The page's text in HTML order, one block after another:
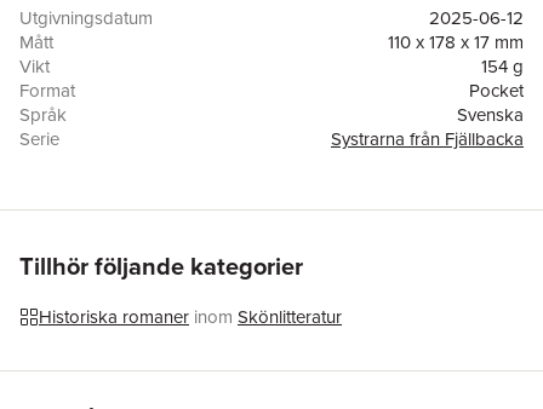
som maskinskriverska och husa i Fjällbacka, kämpar mot sina
känslor för sonen i den högborgerliga familjen hon arbetar för.
Hjälplös dras hon in i rivaliteten mellan honom och hans bror. Är
Signe bara en bricka i ett vidrigt spel? Vem kan hon lita på när
katastrofen är ett faktum?
Utgivningsdatum
2025-06-12
Mått
110 x 178 x 17 mm
Vikt
154 g
Format
Pocket
Språk
Svenska
Serie
Systrarna från Fjällbacka
Medarbetare
Eva Lindeberg
Miljömärkning
Tillhör följande kategorier
Historiska romaner inom Skönlitteratur